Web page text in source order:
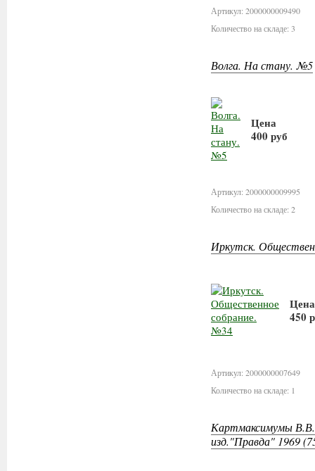
Артикул: 2000000009490
Количество на складе: 3
Волга. На стану. №5
Цена
400 руб
Артикул: 2000000009995
Количество на складе: 2
Иркутск.
Цена
450
Артикул: 2000000007649
Количество на складе: 1
Картмаксимумы
изд."Правда" 1969